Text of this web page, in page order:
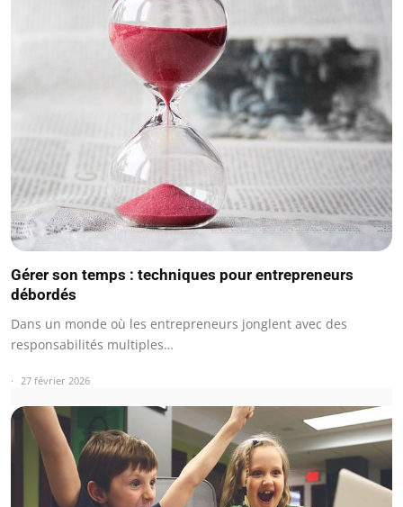
Gérer son temps : techniques pour entrepreneurs
débordés
Dans un monde où les entrepreneurs jonglent avec des
responsabilités multiples…
27 février 2026